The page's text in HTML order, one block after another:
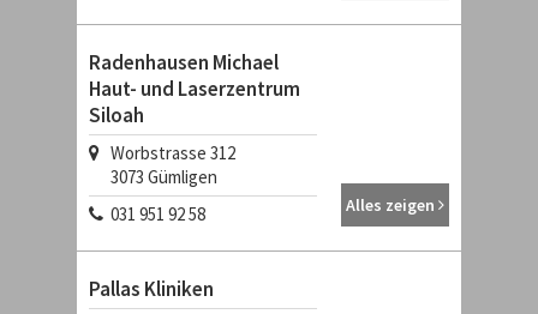
Radenhausen Michael
Haut- und Laserzentrum
Siloah
Worbstrasse 312
3073 Gümligen
031 951 92 58
Alles zeigen
Pallas Kliniken